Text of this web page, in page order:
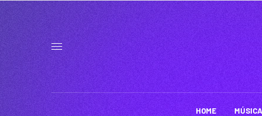
HOME MÚSICA